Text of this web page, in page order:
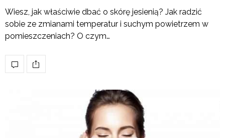
Wiesz, jak właściwie dbać o skórę jesienią? Jak radzić
sobie ze zmianami temperatur i suchym powietrzem w
pomieszczeniach? O czym…